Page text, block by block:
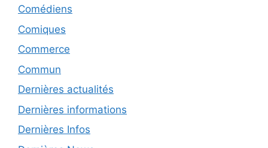
Comédiens
Comiques
Commerce
Commun
Dernières actualités
Dernières informations
Dernières Infos